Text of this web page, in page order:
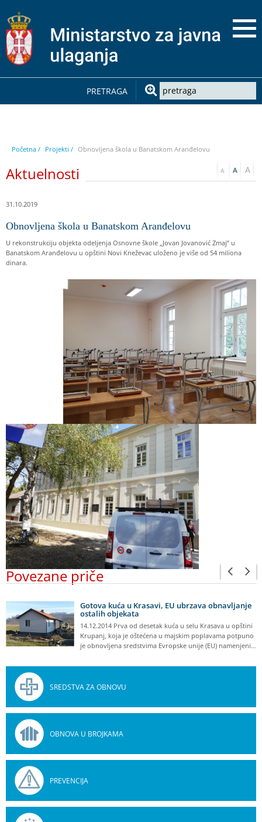
PRETRAGA
Početna / Projekti / Obnovljena škola u Banatskom Aranđelovu
Aktuelnosti
31.10.2019
Obnovljena škola u Banatskom Aranđelovu
U rekonstrukciju objekta odeljenja Osnovne škole „Jovan Jovanović Zmaj” u
Banatskom Aranđelovu u opštini Novi Kneževac uloženo je više od 54 miliona
dinara.
Povezane priče
Gotova kuća u Krasavi, EU ubrzava obnavljanje
ostalih objekata
14.12.2014 Prva od desetak kuća u selu Krasava u opštini
Krupanj, koja je oštećena u majskim poplavama potpuno
je obnovljena sredstvima Evropske unije (EU) namenjeni…
SREDSTVA ZA OBNOVU
OBNOVA U BROJKAMA
PREVENCIJA